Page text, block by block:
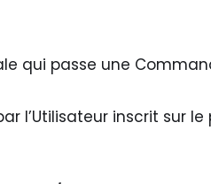
qui passe une
l’Utilisateur inscrit sur